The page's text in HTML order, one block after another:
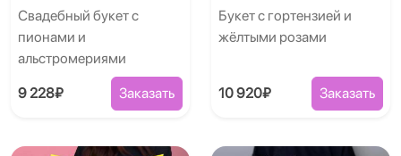
Свадебный букет с
пионами и
альстромериями
9 228₽ Заказать
Букет с гортензией и
жёлтыми розами
10 920₽ Заказать